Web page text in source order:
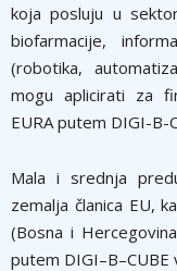
koja posluju u
biofarmacije,
(robotika,
mogu aplicirati za
EURA putem DIGI-B-
Mala i srednja
zemalja članica EU,
(Bosna i
putem DIGI–B–CUBE